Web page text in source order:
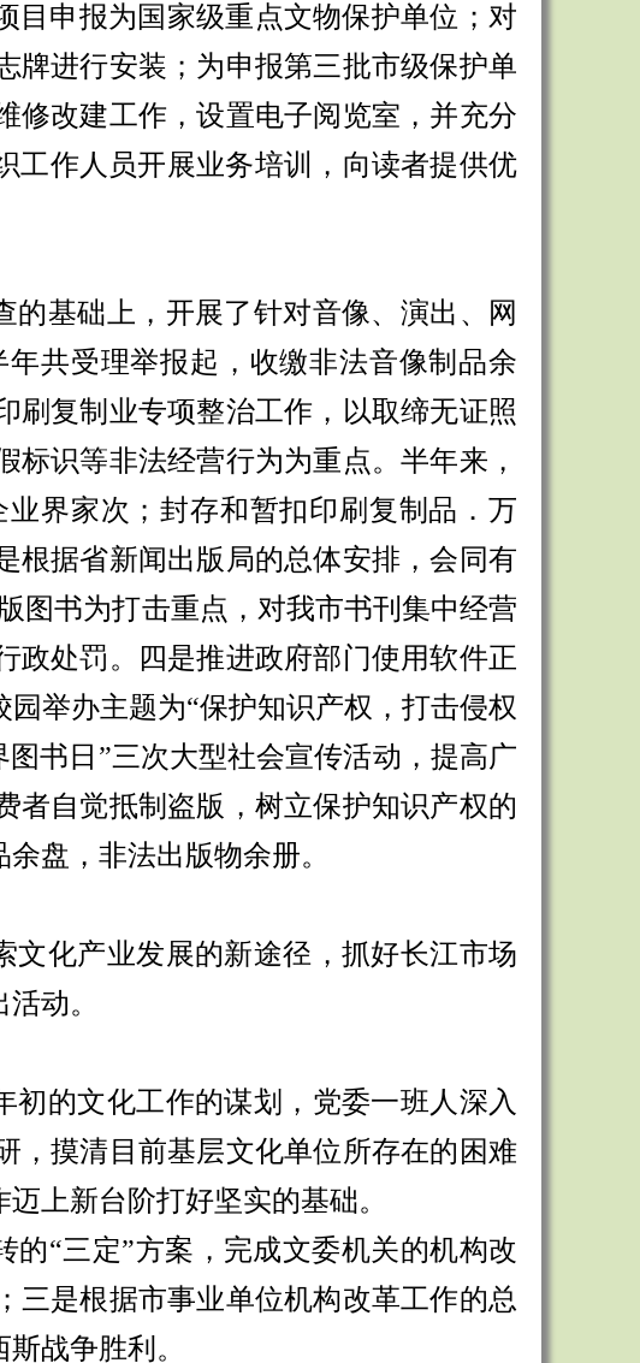
目申报为国家级重点文物保护单位；对
牌进行安装；为申报第三批市级保护单
修改建工作，设置电子阅览室，并充分
工作人员开展业务培训，向读者提供优
基础上，开展了针对音像、演出、网
共受理举报起，收缴非法音像制品余
刷复制业专项整治工作，以取缔无证照
识等非法经营行为为重点。半年来，
界家次；封存和暂扣印刷复制品．万
根据省新闻出版局的总体安排，会同有
图书为打击重点，对我市书刊集中经营
政处罚。四是推进政府部门使用软件正
举办主题为“保护知识产权，打击侵权
书日”三次大型社会宣传活动，提高广
者自觉抵制盗版，树立保护知识产权的
盘，非法出版物余册。
文化产业发展的新途径，抓好长江市场
动。
的文化工作的谋划，党委一班人深入
，摸清目前基层文化单位所存在的困难
上新台阶打好坚实的基础。
的“三定”方案，完成文委机关的机构改
三是根据市事业单位机构改革工作的总
战争胜利。